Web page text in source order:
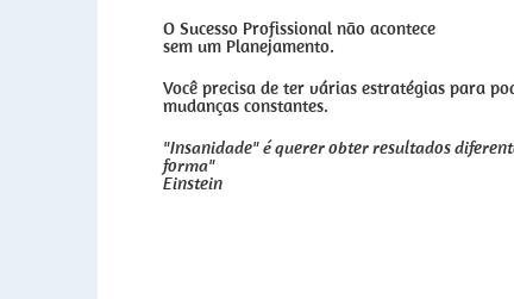
O Sucesso Profissional não acontece
sem um Planejamento.
Você precisa de ter várias estratégias para
mudanças constantes.
"Insanidade" é querer obter resultados
forma"
Einstein